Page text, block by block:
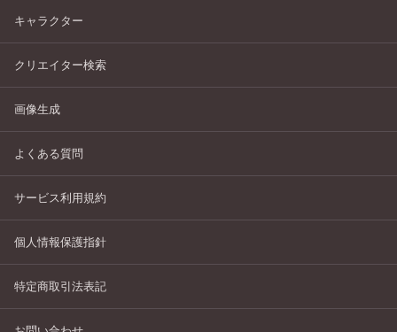
キャラクター
クリエイター検索
画像生成
よくある質問
サービス利用規約
個人情報保護指針
特定商取引法表記